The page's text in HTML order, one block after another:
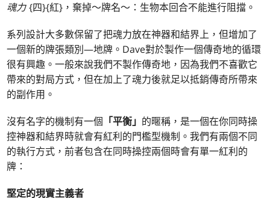
魂力{四}{紅}，棄掉～牌名～：生物本回合不能進行阻擋。
系列設計大多數保留了把魂力放在神器和結界上，但增加了
一個新的牌張類別—地牌。Dave對於製作一個傳奇地的循環
很有興趣。一般來說我們不製作傳奇地，因為我們不喜歡它
帶來的對局方式，但在加上了魂力後就足以抵銷傳奇所帶來
的副作用。
沒有名字的機制有一個 「平衡」 的暱稱，是一個在你同時操
控神器和結界時就會有紅利的門檻型機制。我們有兩個不同
的執行方式，前者包含在同時操控兩個時會有單一紅利的
牌：
堅定的現實主義者